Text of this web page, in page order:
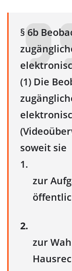
§ 6b
(1) Die
soweit sie
1.
zur
2.
zur